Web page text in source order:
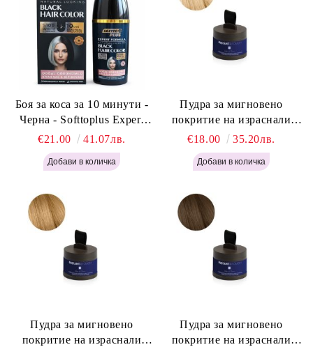
Боя за коса за 10 минути -
Черна - Softtoplus Expert
Woman Black 400мл
€21.00 41.07лв.
Пудра за мигновено
покритие на израснали
корени Светло Русо - Labor
Pro Instant Retouch Powder -
Light Blonde H646
€18.00 35.20лв.
Пудра за мигновено
покритие на израснали
Пудра за мигновено
покритие на израснали